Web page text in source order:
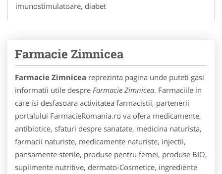
imunostimulatoare, diabet
Farmacie Zimnicea
Farmacie Zimnicea reprezinta pagina unde puteti gasi
informatii utile despre Farmacie Zimnicea. Farmaciile in
care isi desfasoara activitatea farmacistii, partenerii
portalului FarmacieRomania.ro va ofera medicamente,
antibiotice, sfaturi despre sanatate, medicina naturista,
farmacii naturiste, medicamente naturiste, injectii,
pansamente sterile, produse pentru femei, produse BIO,
suplimente nutritive, dermato-Cosmetice, ingrediente